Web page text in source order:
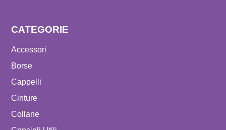
CATEGORIE
Accessori
Borse
Cappelli
Cinture
Collane